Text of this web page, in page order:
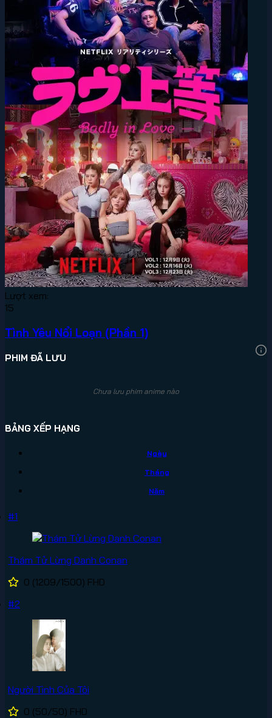
Lượt xem:
15
Tình Yêu Nổi Loạn (Phần 1)
PHIM ĐÃ LƯU
Chưa lưu phim anime nào
BẢNG XẾP HẠNG
Ngày
Tháng
Năm
#1
Thám Tử Lừng Danh Conan
0 (1209/1500) FHD
#2
Người Tình Của Tôi
0 (50/50) FHD